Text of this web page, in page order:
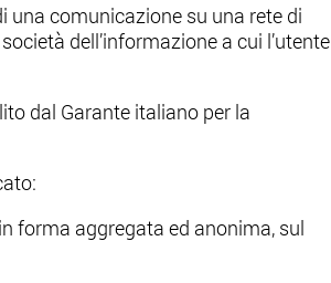
comunicazione su una rete di
dell’informazione a cui l’utente
dal Garante italiano per la
forma aggregata ed anonima, sul